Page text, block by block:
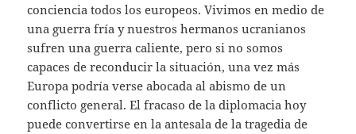
conciencia todos los europeos. Vivimos en medio de
una guerra fría y nuestros hermanos ucranianos
sufren una guerra caliente, pero si no somos
capaces de reconducir la situación, una vez más
Europa podría verse abocada al abismo de un
conflicto general. El fracaso de la diplomacia hoy
puede convertirse en la antesala de la tragedia de